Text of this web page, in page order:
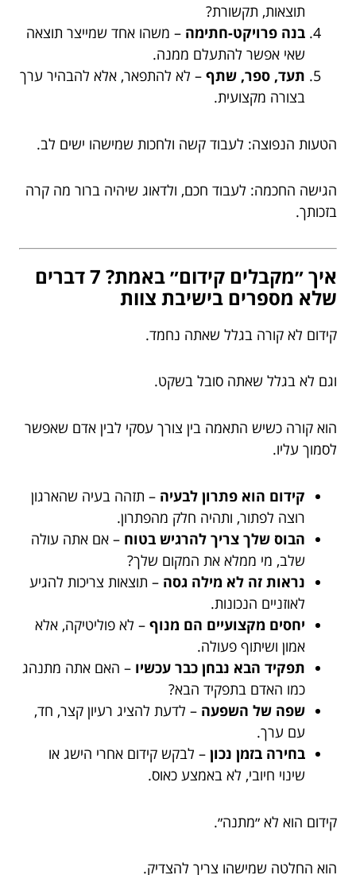
תוצאות, תקשורת?
בנה פרויקט-חתימה – משהו אחד שמייצר תוצאה
שאי אפשר להתעלם ממנה.
תעד, ספר, שתף – לא להתפאר, אלא להבהיר ערך
בצורה מקצועית.
הטעות הנפוצה: לעבוד קשה ולחכות שמישהו ישים לב.
הגישה החכמה: לעבוד חכם, ולדאוג שיהיה ברור מה קרה
בזכותך.
איך ״מקבלים קידום״ באמת? 7 דברים
שלא מספרים בישיבת צוות
קידום לא קורה בגלל שאתה נחמד.
וגם לא בגלל שאתה סובל בשקט.
הוא קורה כשיש התאמה בין צורך עסקי לבין אדם שאפשר
לסמוך עליו.
קידום הוא פתרון לבעיה – תזהה בעיה שהארגון
רוצה לפתור, ותהיה חלק מהפתרון.
הבוס שלך צריך להרגיש בטוח – אם אתה עולה
שלב, מי ממלא את המקום שלך?
נראות זה לא מילה גסה – תוצאות צריכות להגיע
לאוזניים הנכונות.
יחסים מקצועיים הם מנוף – לא פוליטיקה, אלא
אמון ושיתוף פעולה.
תפקיד הבא נבחן כבר עכשיו – האם אתה מתנהג
כמו האדם בתפקיד הבא?
שפה של השפעה – לדעת להציג רעיון קצר, חד,
עם ערך.
בחירה בזמן נכון – לבקש קידום אחרי הישג או
שינוי חיובי, לא באמצע כאוס.
קידום הוא לא ״מתנה״.
הוא החלטה שמישהו צריך להצדיק.